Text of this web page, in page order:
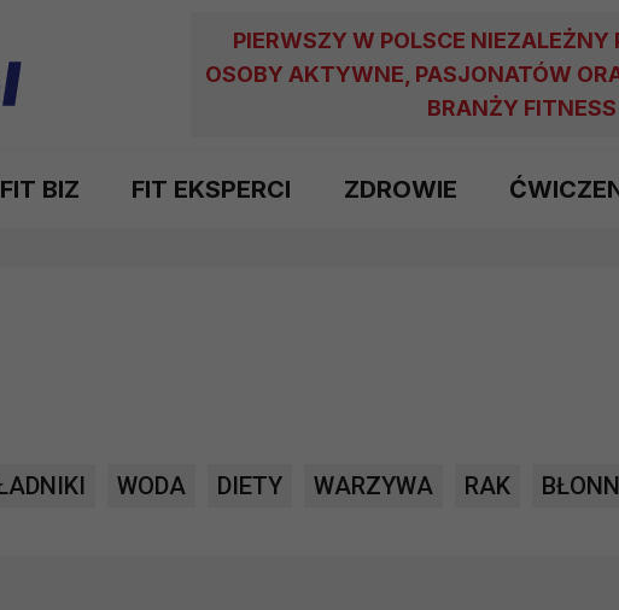
PIERWSZY W POLSCE NIEZALEŻNY
OSOBY AKTYWNE, PASJONATÓW
BRANŻY FITNESS
FIT BIZ FIT EKSPERCI ZDROWIE
WODA DIETY WARZYWA RAK